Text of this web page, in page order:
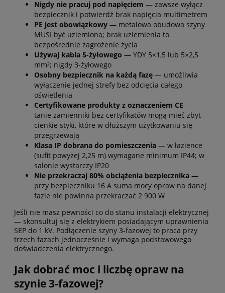
Nigdy nie pracuj pod napięciem — zawsze wyłącz
bezpiecznik i potwierdź brak napięcia multimetrem
PE jest obowiązkowy — metalowa obudowa szyny
MUSI być uziemiona; brak uziemienia to
bezpośrednie zagrożenie życia
Używaj kabla 5-żyłowego — YDY 5×1,5 lub 5×2,5
mm²; nigdy 3-żyłowego
Osobny bezpiecznik na każdą fazę — umożliwia
wyłączenie jednej strefy bez odcięcia całego
oświetlenia
Certyfikowane produkty z oznaczeniem CE —
tanie zamienniki bez certyfikatów mogą mieć zbyt
cienkie styki, które w dłuższym użytkowaniu się
przegrzewają
Klasa IP dobrana do pomieszczenia — w łazience
(sufit powyżej 2,25 m) wymagane minimum IP44; w
salonie wystarczy IP20
Nie przekraczaj 80% obciążenia bezpiecznika —
przy bezpieczniku 16 A suma mocy opraw na danej
fazie nie powinna przekraczać 2 900 W
Jeśli nie masz pewności co do stanu instalacji elektrycznej
— skonsultuj się z elektrykiem posiadającym uprawnienia
SEP do 1 kV. Podłączenie szyny 3-fazowej to praca przy
trzech fazach jednocześnie i wymaga podstawowego
doświadczenia elektrycznego.
Jak dobrać moc i liczbę opraw na
szynie 3-fazowej?